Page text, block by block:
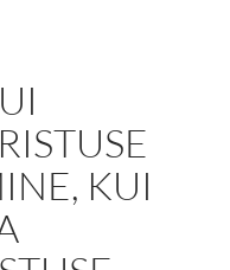
KUI